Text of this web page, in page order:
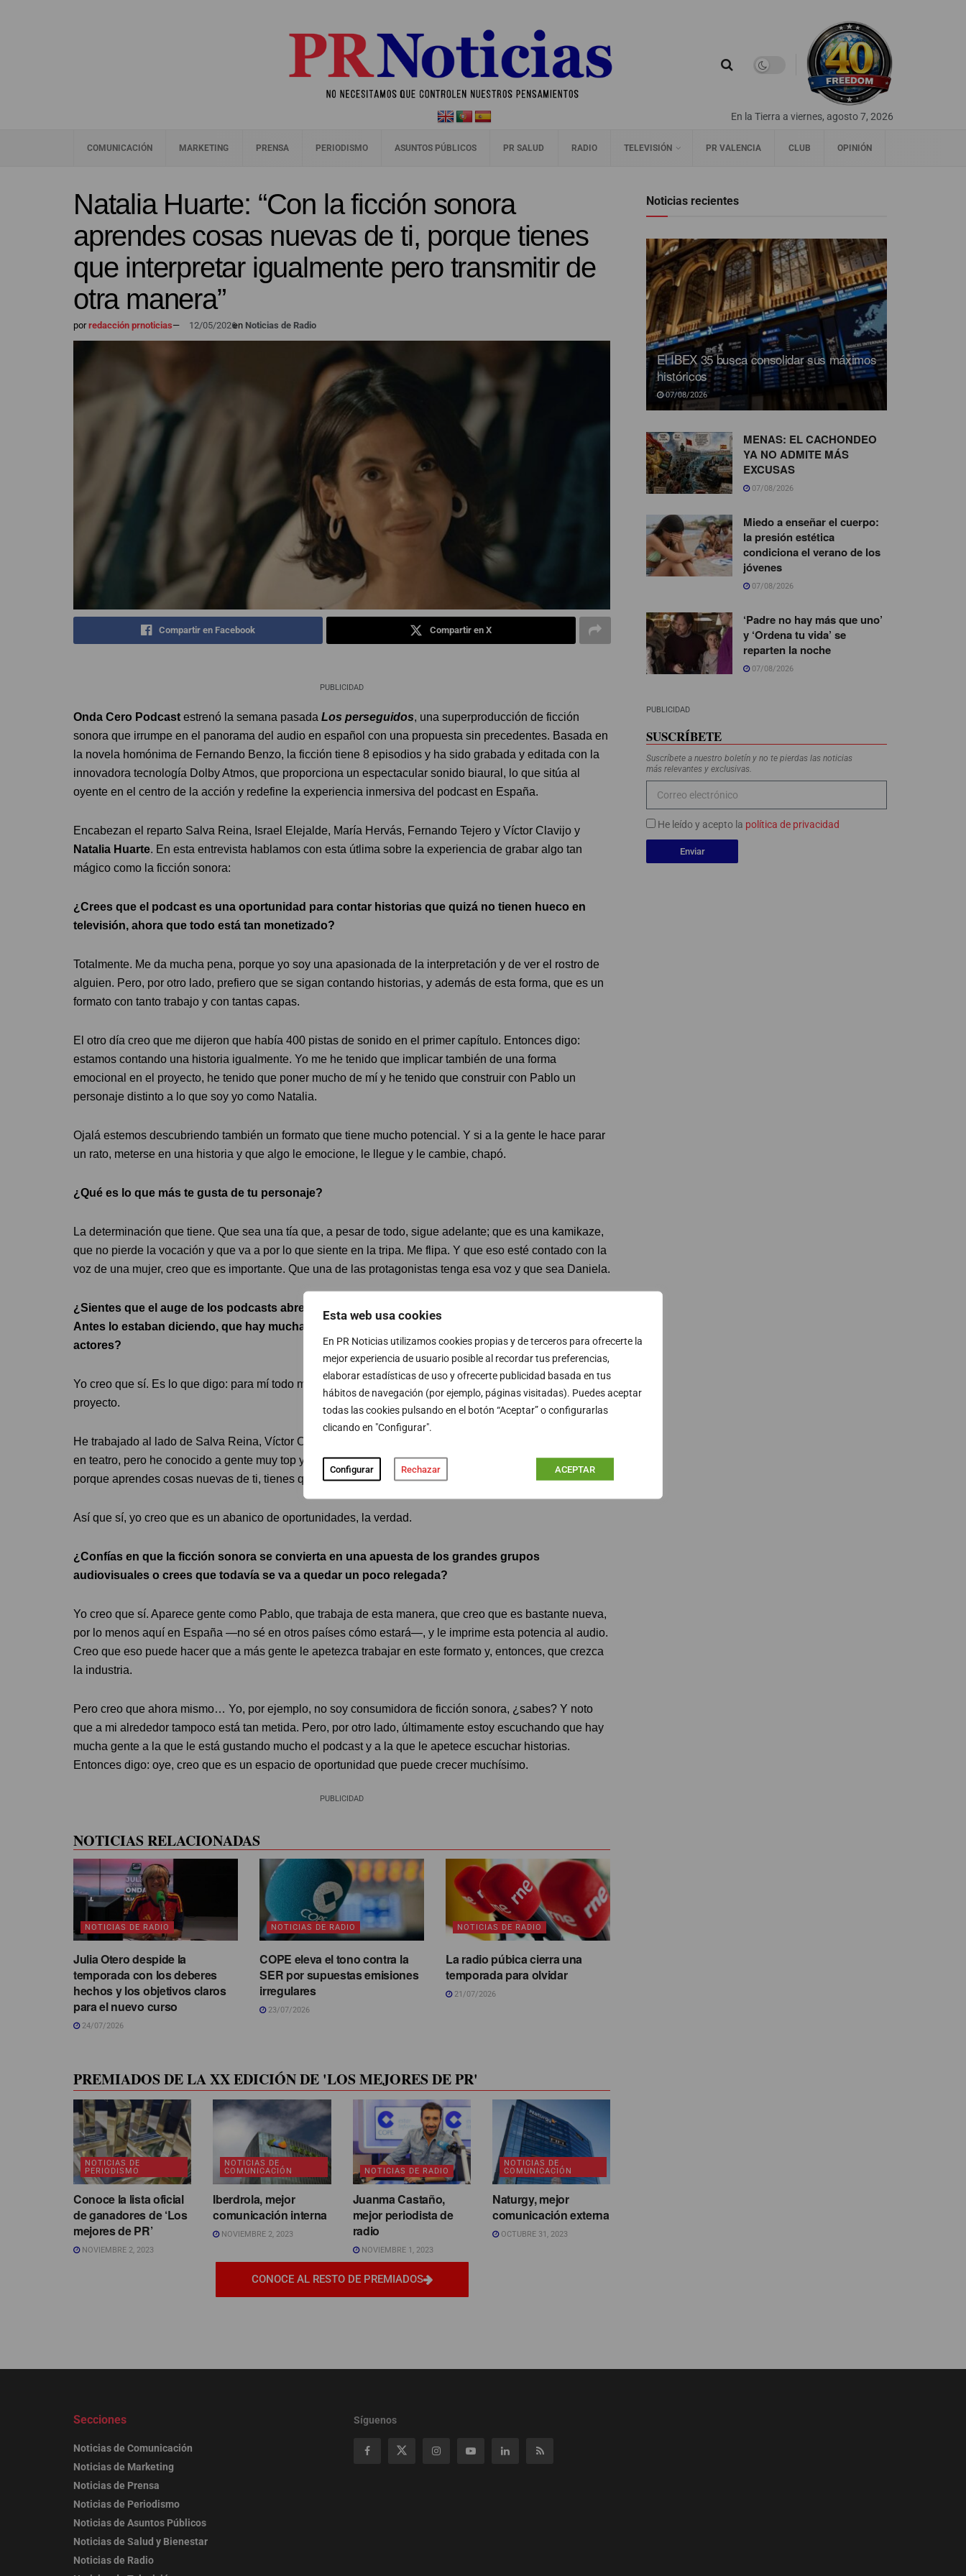
Esta web usa cookies
En PR Noticias utilizamos cookies propias y de terceros para ofrecerte la
mejor experiencia de usuario posible al recordar tus preferencias,
elaborar estadísticas de uso y ofrecerte publicidad basada en tus
hábitos de navegación (por ejemplo, páginas visitadas). Puedes aceptar
todas las cookies pulsando en el botón “Aceptar” o configurarlas
clicando en "Configurar".
Configurar Rechazar ACEPTAR
En la Tierra a viernes, agosto 7, 2026
COMUNICACIÓN MARKETING PRENSA PERIODISMO ASUNTOS PÚBLICOS PR SALUD RADIO TELEVISIÓN PR VALENCIA CLUB OPINIÓN
Natalia Huarte: “Con la ficción sonora
aprendes cosas nuevas de ti, porque tienes
que interpretar igualmente pero transmitir de
otra manera”
porredacción prnoticias— 12/05/2026en Noticias de Radio
Compartir en Facebook Compartir en X
PUBLICIDAD
Onda Cero Podcast estrenó la semana pasada Los perseguidos, una superproducción de ficción
sonora que irrumpe en el panorama del audio en español con una propuesta sin precedentes. Basada en
la novela homónima de Fernando Benzo, la ficción tiene 8 episodios y ha sido grabada y editada con la
innovadora tecnología Dolby Atmos, que proporciona un espectacular sonido biaural, lo que sitúa al
oyente en el centro de la acción y redefine la experiencia inmersiva del podcast en España.
Encabezan el reparto Salva Reina, Israel Elejalde, María Hervás, Fernando Tejero y Víctor Clavijo y
Natalia Huarte. En esta entrevista hablamos con esta útlima sobre la experiencia de grabar algo tan
mágico como la ficción sonora:
¿Crees que el podcast es una oportunidad para contar historias que quizá no tienen hueco en
televisión, ahora que todo está tan monetizado?
Totalmente. Me da mucha pena, porque yo soy una apasionada de la interpretación y de ver el rostro de
alguien. Pero, por otro lado, prefiero que se sigan contando historias, y además de esta forma, que es un
formato con tanto trabajo y con tantas capas.
El otro día creo que me dijeron que había 400 pistas de sonido en el primer capítulo. Entonces digo:
estamos contando una historia igualmente. Yo me he tenido que implicar también de una forma
emocional en el proyecto, he tenido que poner mucho de mí y he tenido que construir con Pablo un
personaje distinto a lo que soy yo como Natalia.
Ojalá estemos descubriendo también un formato que tiene mucho potencial. Y si a la gente le hace parar
un rato, meterse en una historia y que algo le emocione, le llegue y le cambie, chapó.
¿Qué es lo que más te gusta de tu personaje?
La determinación que tiene. Que sea una tía que, a pesar de todo, sigue adelante; que es una kamikaze,
que no pierde la vocación y que va a por lo que siente en la tripa. Me flipa. Y que eso esté contado con la
voz de una mujer, creo que es importante. Que una de las protagonistas tenga esa voz y que sea Daniela.
¿Sientes que el auge de los podcasts abre nuevas oportunidades laborales para los actores?
Antes lo estaban diciendo, que hay mucha gente nueva. ¿Crees que es importante para los
actores?
Yo creo que sí. Es lo que digo: para mí todo me enseña. Estoy conociendo a gente increíble en este
proyecto.
He trabajado al lado de Salva Reina, Víctor Clavijo, Nacho, Óscar… Con Israel ya había trabajado antes
en teatro, pero he conocido a gente muy top y muy nueva para mí, como Pablo. Entonces, solo aporta,
porque aprendes cosas nuevas de ti, tienes que interpretar igualmente y transmitir de otra manera.
Así que sí, yo creo que es un abanico de oportunidades, la verdad.
¿Confías en que la ficción sonora se convierta en una apuesta de los grandes grupos
audiovisuales o crees que todavía se va a quedar un poco relegada?
Yo creo que sí. Aparece gente como Pablo, que trabaja de esta manera, que creo que es bastante nueva,
por lo menos aquí en España —no sé en otros países cómo estará—, y le imprime esta potencia al audio.
Creo que eso puede hacer que a más gente le apetezca trabajar en este formato y, entonces, que crezca
la industria.
Pero creo que ahora mismo… Yo, por ejemplo, no soy consumidora de ficción sonora, ¿sabes? Y noto
que a mi alrededor tampoco está tan metida. Pero, por otro lado, últimamente estoy escuchando que hay
mucha gente a la que le está gustando mucho el podcast y a la que le apetece escuchar historias.
Entonces digo: oye, creo que es un espacio de oportunidad que puede crecer muchísimo.
PUBLICIDAD
NOTICIAS RELACIONADAS
NOTICIAS DE RADIO
Julia Otero despide la
temporada con los deberes
hechos y los objetivos claros
para el nuevo curso
24/07/2026
NOTICIAS DE RADIO
COPE eleva el tono contra la
SER por supuestas emisiones
irregulares
23/07/2026
NOTICIAS DE RADIO
La radio púbica cierra una
temporada para olvidar
21/07/2026
PREMIADOS DE LA XX EDICIÓN DE 'LOS MEJORES DE PR'
NOTICIAS DE
PERIODISMO
Conoce la lista oficial
de ganadores de ‘Los
mejores de PR’
NOVIEMBRE 2, 2023
NOTICIAS DE
COMUNICACIÓN
Iberdrola, mejor
comunicación interna
NOVIEMBRE 2, 2023
NOTICIAS DE RADIO
Juanma Castaño,
mejor periodista de
radio
NOVIEMBRE 1, 2023
NOTICIAS DE
COMUNICACIÓN
Naturgy, mejor
comunicación externa
OCTUBRE 31, 2023
CONOCE AL RESTO DE PREMIADOS
Noticias recientes
El IBEX 35 busca consolidar sus máximos
históricos
07/08/2026
MENAS: EL CACHONDEO
YA NO ADMITE MÁS
EXCUSAS
07/08/2026
Miedo a enseñar el cuerpo:
la presión estética
condiciona el verano de los
jóvenes
07/08/2026
‘Padre no hay más que uno’
y ‘Ordena tu vida’ se
reparten la noche
07/08/2026
PUBLICIDAD
SUSCRÍBETE
Suscríbete a nuestro boletín y no te pierdas las noticias
más relevantes y exclusivas.
He leído y acepto la política de privacidad
Enviar
Secciones
Noticias de Comunicación
Noticias de Marketing
Noticias de Prensa
Noticias de Periodismo
Noticias de Asuntos Públicos
Noticias de Salud y Bienestar
Noticias de Radio
Síguenos